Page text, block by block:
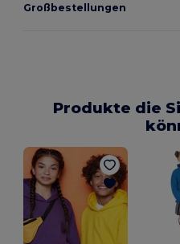
Großbestellungen
Produkte die